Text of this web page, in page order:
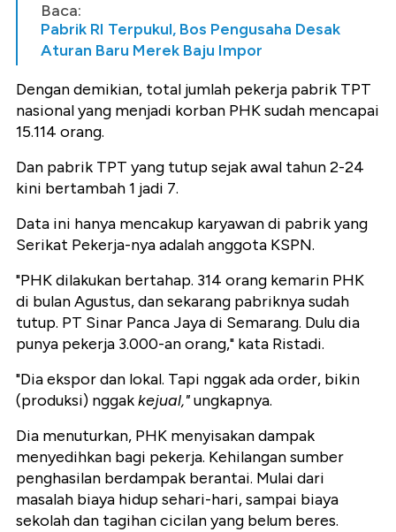
Baca:
Pabrik RI Terpukul, Bos Pengusaha Desak
Aturan Baru Merek Baju Impor
Dengan demikian, total jumlah pekerja pabrik TPT
nasional yang menjadi korban PHK sudah mencapai
15.114 orang.
Dan pabrik TPT yang tutup sejak awal tahun 2-24
kini bertambah 1 jadi 7.
Data ini hanya mencakup karyawan di pabrik yang
Serikat Pekerja-nya adalah anggota KSPN.
"PHK dilakukan bertahap. 314 orang kemarin PHK
di bulan Agustus, dan sekarang pabriknya sudah
tutup. PT Sinar Panca Jaya di Semarang. Dulu dia
punya pekerja 3.000-an orang," kata Ristadi.
"Dia ekspor dan lokal. Tapi nggak ada order, bikin
(produksi) nggakkejual,"ungkapnya.
Dia menuturkan, PHK menyisakan dampak
menyedihkan bagi pekerja. Kehilangan sumber
penghasilan berdampak berantai. Mulai dari
masalah biaya hidup sehari-hari, sampai biaya
sekolah dan tagihan cicilan yang belum beres.